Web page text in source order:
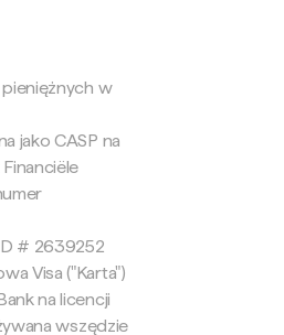
w
jako CASP na
# 2639252
Visa ("Karta")
na licencji
wszędzie